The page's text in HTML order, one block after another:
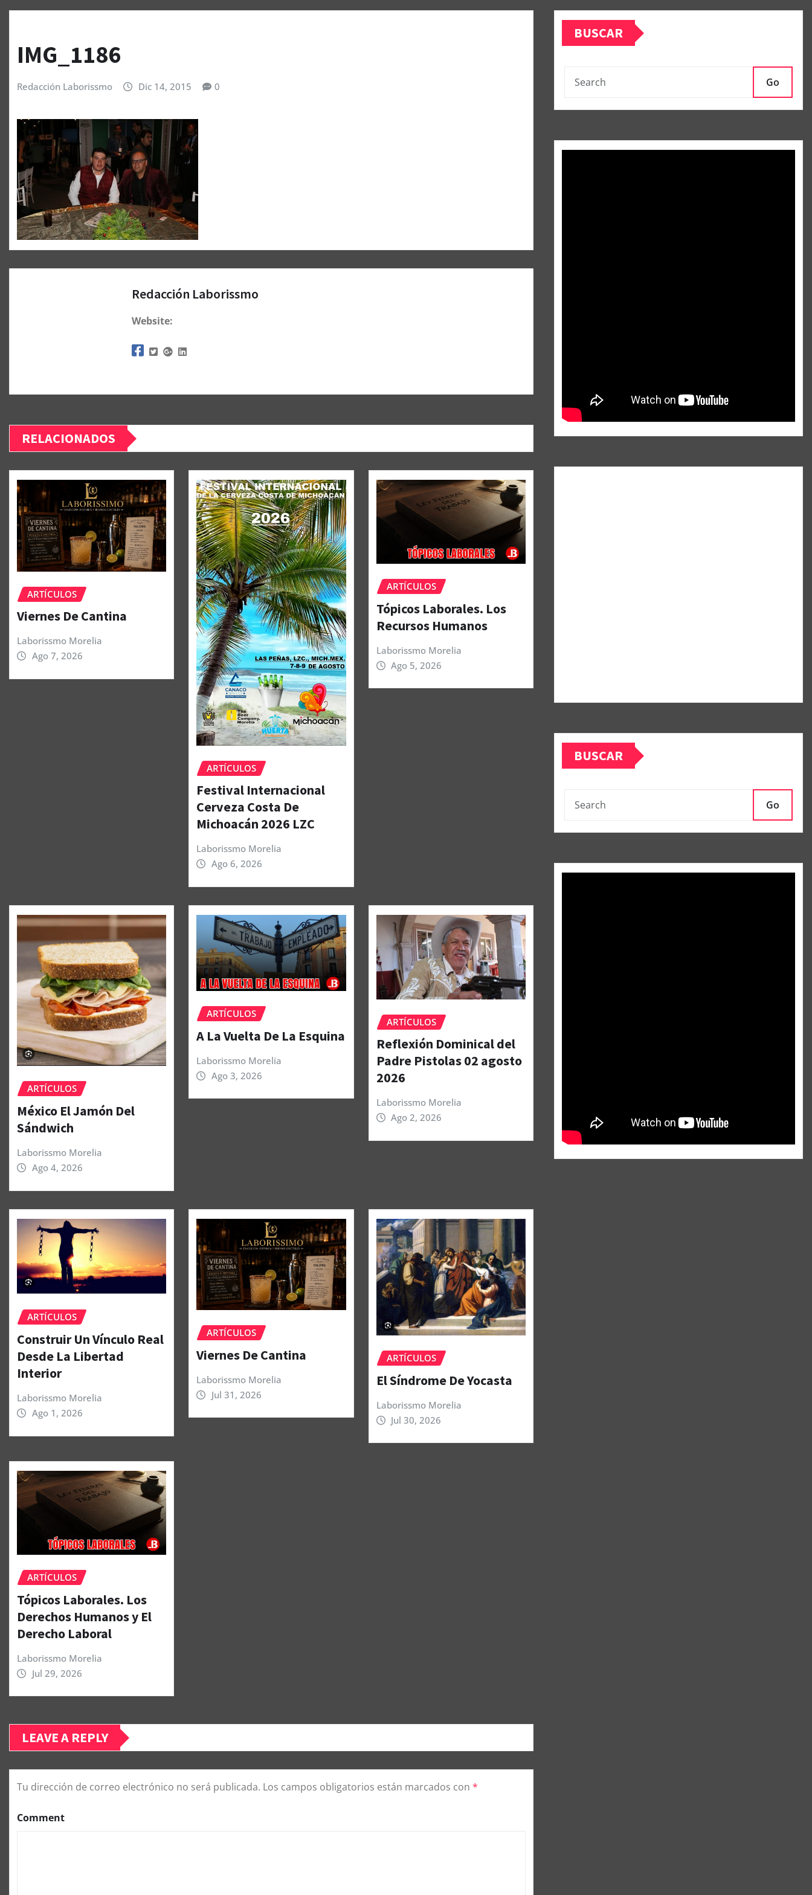
IMG_1186
Redacción Laborissmo Dic 14, 2015 0
Redacción Laborissmo
Website:
RELACIONADOS
ARTÍCULOS
Viernes De Cantina
Laborissmo Morelia
Ago 7, 2026
ARTÍCULOS
Festival Internacional
Cerveza Costa De
Michoacán 2026 LZC
Laborissmo Morelia
Ago 6, 2026
ARTÍCULOS
Tópicos Laborales. Los
Recursos Humanos
Laborissmo Morelia
Ago 5, 2026
ARTÍCULOS
México El Jamón Del
Sándwich
Laborissmo Morelia
Ago 4, 2026
ARTÍCULOS
A La Vuelta De La Esquina
Laborissmo Morelia
Ago 3, 2026
ARTÍCULOS
Reflexión Dominical del
Padre Pistolas 02 agosto
2026
Laborissmo Morelia
Ago 2, 2026
ARTÍCULOS
Construir Un Vínculo Real
Desde La Libertad
Interior
Laborissmo Morelia
Ago 1, 2026
ARTÍCULOS
Viernes De Cantina
Laborissmo Morelia
Jul 31, 2026
ARTÍCULOS
El Síndrome De Yocasta
Laborissmo Morelia
Jul 30, 2026
ARTÍCULOS
Tópicos Laborales. Los
Derechos Humanos y El
Derecho Laboral
Laborissmo Morelia
Jul 29, 2026
LEAVE A REPLY
Tu dirección de correo electrónico no será publicada. Los campos obligatorios están marcados con *
Comment
BUSCAR
Go
BUSCAR
Go